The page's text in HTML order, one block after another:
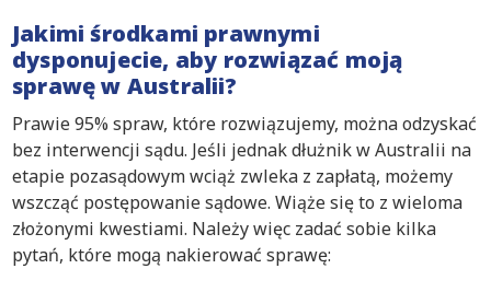
Jakimi środkami prawnymi
dysponujecie, aby rozwiązać moją
sprawę w Australii?
Prawie 95% spraw, które rozwiązujemy, można odzyskać
bez interwencji sądu. Jeśli jednak dłużnik w Australii na
etapie pozasądowym wciąż zwleka z zapłatą, możemy
wszcząć postępowanie sądowe. Wiąże się to z wieloma
złożonymi kwestiami. Należy więc zadać sobie kilka
pytań, które mogą nakierować sprawę: